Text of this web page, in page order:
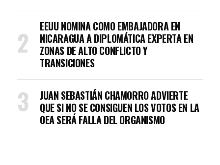
EEUU NOMINA COMO EMBAJADORA EN
NICARAGUA A DIPLOMÁTICA EXPERTA EN
ZONAS DE ALTO CONFLICTO Y
TRANSICIONES
JUAN SEBASTIÁN CHAMORRO ADVIERTE
QUE SI NO SE CONSIGUEN LOS VOTOS EN LA
OEA SERÁ FALLA DEL ORGANISMO